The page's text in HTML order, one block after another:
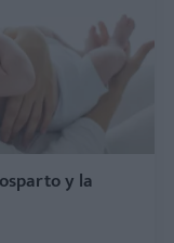
y la